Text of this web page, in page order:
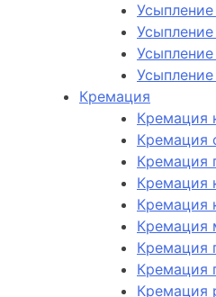
Кремация
Кремация
Кремация
Кремация
Кремация
Кремация
Кремация
Кремация
Кремация
Кремация